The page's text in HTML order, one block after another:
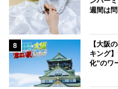
週間は
8
【大阪
キング
化”のワ